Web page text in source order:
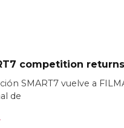
competition returns
SMART7 vuelve a
de